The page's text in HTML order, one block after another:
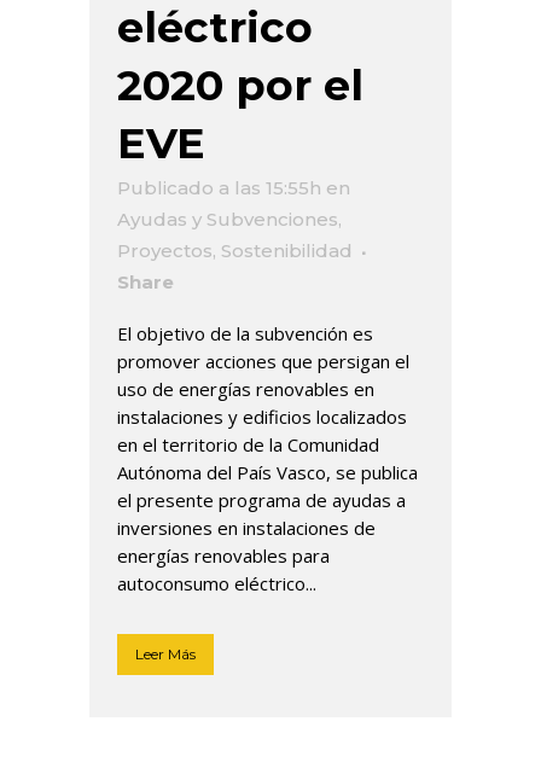
eléctrico
2020 por el
EVE
Publicado a las 15:55h en
Ayudas y Subvenciones,
Proyectos, Sostenibilidad
Share
El objetivo de la subvención es
promover acciones que persigan el
uso de energías renovables en
instalaciones y edificios localizados
en el territorio de la Comunidad
Autónoma del País Vasco, se publica
el presente programa de ayudas a
inversiones en instalaciones de
energías renovables para
autoconsumo eléctrico...
Leer Más